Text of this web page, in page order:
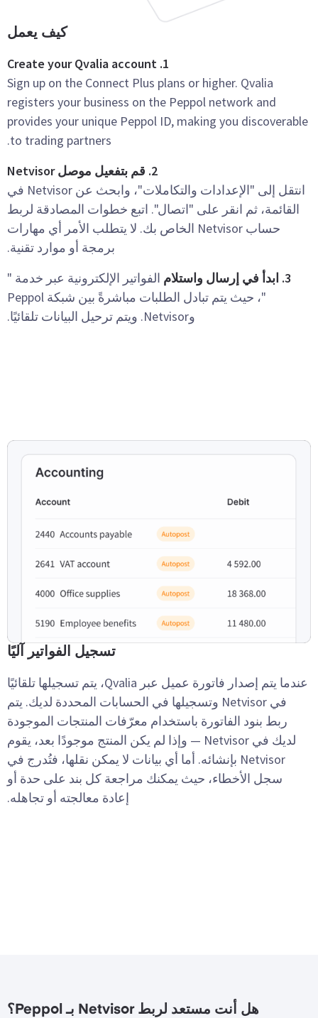
كيف يعمل
Sign up on the Connect Plus plans or higher. Qvalia
registers your business on the Peppol network and
provides your unique Peppol ID, making you discoverable
to trading partners.
انتقل إلى "الإعدادات والتكاملات"، وابحث عن Netvisor في
القائمة، ثم انقر على "اتصال". اتبع خطوات المصادقة لربط
حساب Netvisor الخاص بك. لا يتطلب الأمر أي مهارات
برمجة أو موارد تقنية.
الفواتير الإلكترونية عبر خدمة "
"، حيث يتم تبادل الطلبات مباشرةً بين شبكة Peppol
تسجيل الفواتير آليًا
عندما يتم إصدار فاتورة عميل عبر Qvalia، يتم تسجيلها تلقائيًا
في Netvisor وتسجيلها في الحسابات المحددة لديك. يتم
ربط بنود الفاتورة باستخدام معرّفات المنتجات الموجودة
لديك في Netvisor — وإذا لم يكن المنتج موجودًا بعد، يقوم
Netvisor بإنشائه. أما أي بيانات لا يمكن نقلها، فتُدرج في
سجل الأخطاء، حيث يمكنك مراجعة كل بند على حدة أو
إعادة معالجته أو تجاهله.
هل أنت مستعد لربط Netvisor بـ Peppol؟